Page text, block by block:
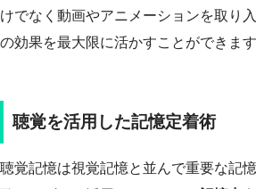
けでなく動画やアニメーションを取り
の効果を最大限に活かすことができます
聴覚を活用した記憶定着術
聴覚記憶は視覚記憶と並んで重要な記